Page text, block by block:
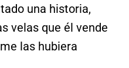
una historia,
velas que él vende
las hubiera